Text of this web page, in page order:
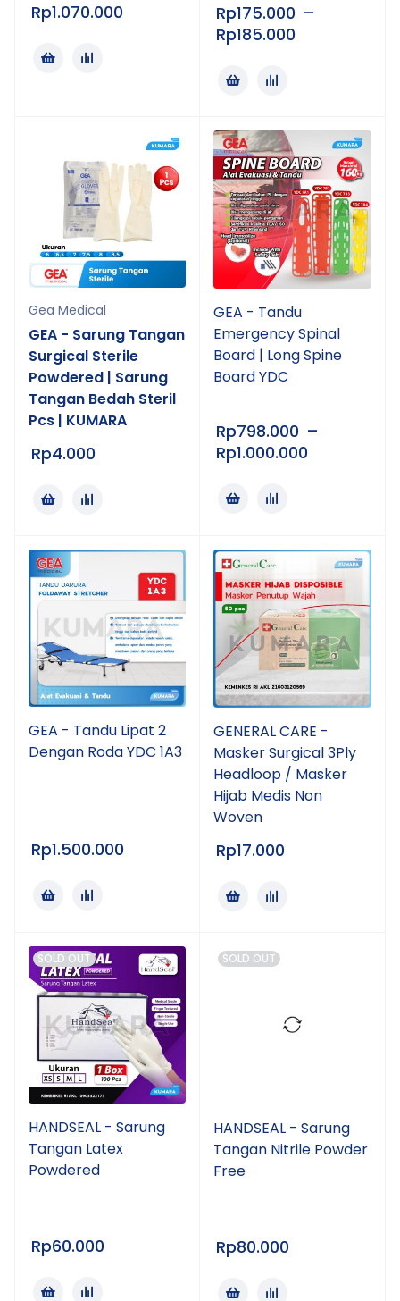
Rp1.070.000 Rp175.000 –
Rp185.000
Gea Medical
GEA - Sarung Tangan
Surgical Sterile
Powdered | Sarung
Tangan Bedah Steril
Pcs | KUMARA
Rp4.000
GEA - Tandu
Emergency Spinal
Board | Long Spine
Board YDC
Rp798.000 –
Rp1.000.000
GEA - Tandu Lipat 2
Dengan Roda YDC 1A3
Rp1.500.000
GENERAL CARE -
Masker Surgical 3Ply
Headloop / Masker
Hijab Medis Non
Woven
Rp17.000
SOLD OUT
HANDSEAL - Sarung
Tangan Latex
Powdered
Rp60.000
SOLD OUT
HANDSEAL - Sarung
Tangan Nitrile Powder
Free
Rp80.000